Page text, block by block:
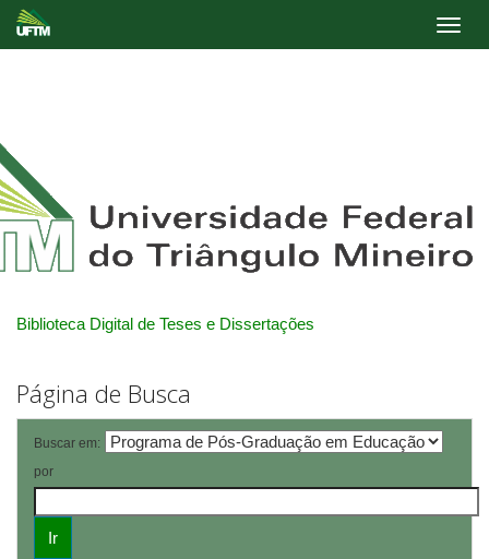
Biblioteca Digital de Teses e Dissertações
Página de Busca
Buscar em:
por